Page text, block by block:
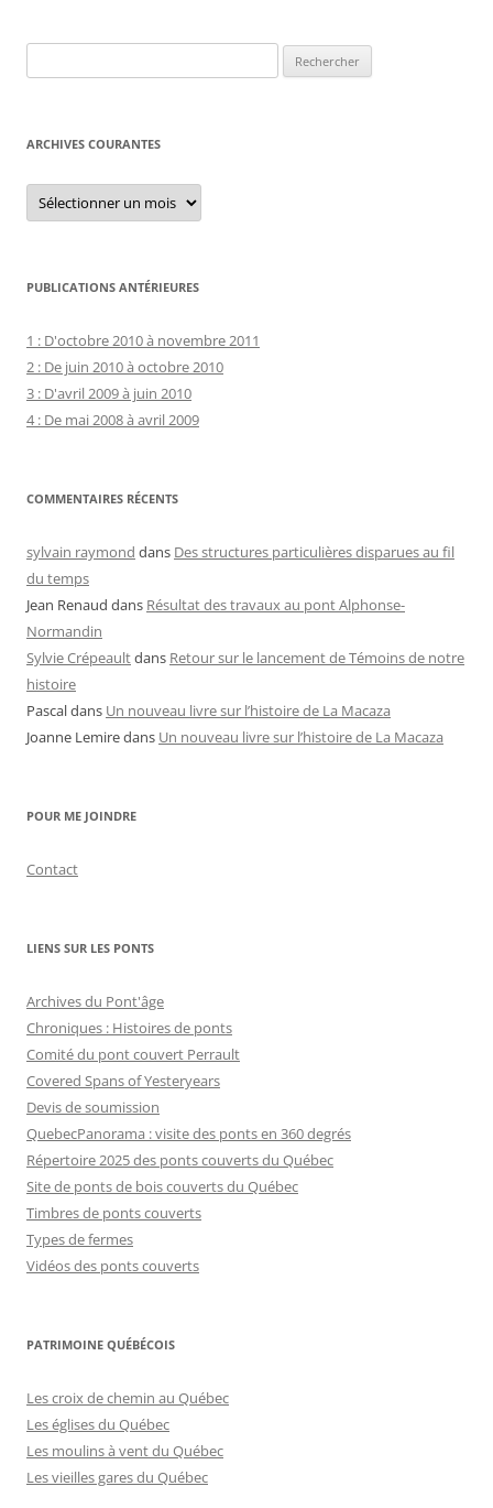
ARCHIVES COURANTES
Archives
courantes
PUBLICATIONS ANTÉRIEURES
1 : D'octobre 2010 à novembre 2011
2 : De juin 2010 à octobre 2010
3 : D'avril 2009 à juin 2010
4 : De mai 2008 à avril 2009
COMMENTAIRES RÉCENTS
sylvain raymond dans Des structures particulières disparues au fil
du temps
Jean Renaud dans Résultat des travaux au pont Alphonse-
Normandin
Sylvie Crépeaultdans Retour sur le lancement de Témoins de notre
histoire
Pascaldans Un nouveau livre sur l’histoire de La Macaza
Joanne Lemiredans Un nouveau livre sur l’histoire de La Macaza
POUR ME JOINDRE
Contact
LIENS SUR LES PONTS
Archives du Pont'âge
Chroniques : Histoires de ponts
Comité du pont couvert Perrault
Covered Spans of Yesteryears
Devis de soumission
QuebecPanorama : visite des ponts en 360 degrés
Répertoire 2025 des ponts couverts du Québec
Site de ponts de bois couverts du Québec
Timbres de ponts couverts
Types de fermes
Vidéos des ponts couverts
PATRIMOINE QUÉBÉCOIS
Les croix de chemin au Québec
Les églises du Québec
Les moulins à vent du Québec
Les vieilles gares du Québec